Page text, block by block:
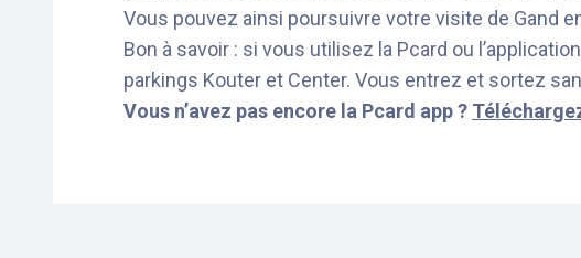
Vous pouvez ainsi poursuivre votre visite de Gand
Bon à savoir : si vous utilisez la Pcard ou
parkings Kouter et Center. Vous entrez et sortez
Vous n’avez pas encore la Pcard app ?